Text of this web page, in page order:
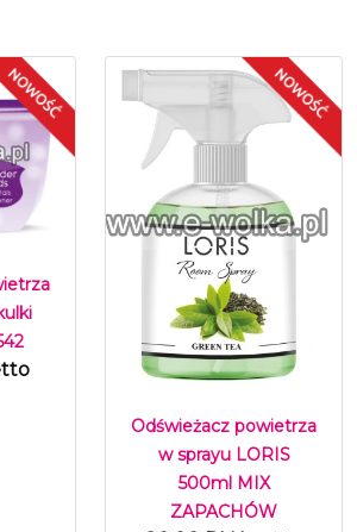
Odświeżacz powietrza
w sprayu LORIS
500ml MIX
ZAPACHÓW